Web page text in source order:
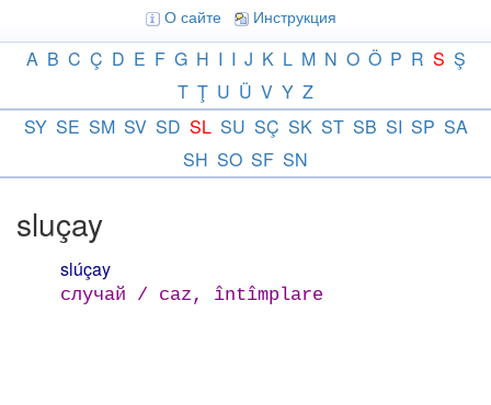
О сайте Инструкция
A B C Ç D E F G H I I J K L M N O Ö P R S Ş
T Ţ U Ü V Y Z
SY SE SM SV SD SL SU SÇ SK ST SB SI SP SA
SH SO SF SN
sluçay
slúçay
случай / caz, întîmplare